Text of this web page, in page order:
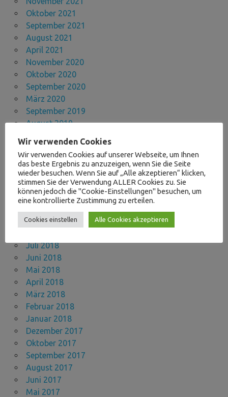
Oktober 2021
September 2021
August 2021
April 2021
November 2020
Oktober 2020
September 2020
März 2020
September 2019
August 2019
Mai 2019
April 2019
März 2019
Januar 2019
Dezember 2018
Oktober 2018
Juli 2018
Juni 2018
Mai 2018
April 2018
März 2018
Februar 2018
Januar 2018
Dezember 2017
Oktober 2017
September 2017
August 2017
Juni 2017
Mai 2017
Wir verwenden Cookies
Wir verwenden Cookies auf unserer Webseite, um Ihnen
das beste Ergebnis zu anzuzeigen, wenn Sie die Seite
wieder besuchen. Wenn Sie auf „Alle akzeptieren“ klicken,
stimmen Sie der Verwendung ALLER Cookies zu. Sie
können jedoch die "Cookie-Einstellungen" besuchen, um
eine kontrollierte Zustimmung zu erteilen.
Cookies einstellen Alle Cookies akzeptieren